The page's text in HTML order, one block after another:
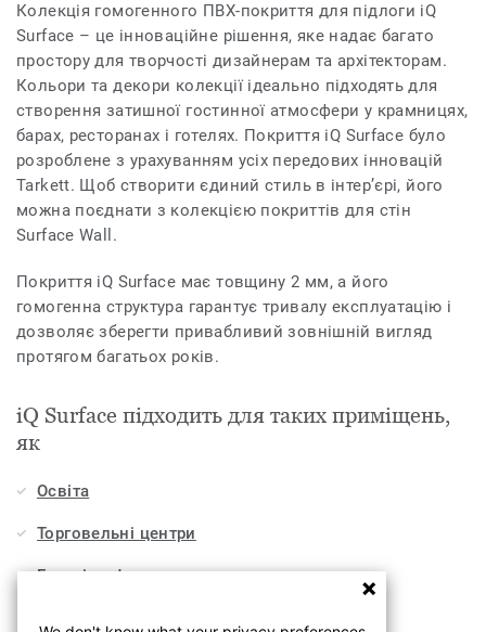
Колекція гомогенного ПВХ-покриття для підлоги iQ
Surface – це інноваційне рішення, яке надає багато
простору для творчості дизайнерам та архітекторам.
Кольори та декори колекції ідеально підходять для
створення затишної гостинної атмосфери у крамницях,
барах, ресторанах і готелях. Покриття iQ Surface було
розроблене з урахуванням усіх передових інновацій
Tarkett. Щоб створити єдиний стиль в інтер’єрі, його
можна поєднати з колекцією покриттів для стін
Surface Wall.
Покриття iQ Surface має товщину 2 мм, а його
гомогенна структура гарантує тривалу експлуатацію і
дозволяє зберегти привабливий зовнішній вигляд
протягом багатьох років.
iQ Surface підходить для таких приміщень,
як
Освіта
Торговельні центри
Готелі, кафе та ресторани